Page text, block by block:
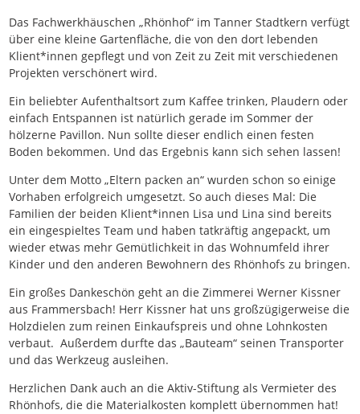
Das Fachwerkhäuschen „Rhönhof“ im Tanner Stadtkern verfügt
über eine kleine Gartenfläche, die von den dort lebenden
Klient*innen gepflegt und von Zeit zu Zeit mit verschiedenen
Projekten verschönert wird.
Ein beliebter Aufenthaltsort zum Kaffee trinken, Plaudern oder
einfach Entspannen ist natürlich gerade im Sommer der
hölzerne Pavillon. Nun sollte dieser endlich einen festen
Boden bekommen. Und das Ergebnis kann sich sehen lassen!
Unter dem Motto „Eltern packen an“ wurden schon so einige
Vorhaben erfolgreich umgesetzt. So auch dieses Mal: Die
Familien der beiden Klient*innen Lisa und Lina sind bereits
ein eingespieltes Team und haben tatkräftig angepackt, um
wieder etwas mehr Gemütlichkeit in das Wohnumfeld ihrer
Kinder und den anderen Bewohnern des Rhönhofs zu bringen.
Ein großes Dankeschön geht an die Zimmerei Werner Kissner
aus Frammersbach! Herr Kissner hat uns großzügigerweise die
Holzdielen zum reinen Einkaufspreis und ohne Lohnkosten
verbaut. Außerdem durfte das „Bauteam“ seinen Transporter
und das Werkzeug ausleihen.
Herzlichen Dank auch an die Aktiv-Stiftung als Vermieter des
Rhönhofs, die die Materialkosten komplett übernommen hat!